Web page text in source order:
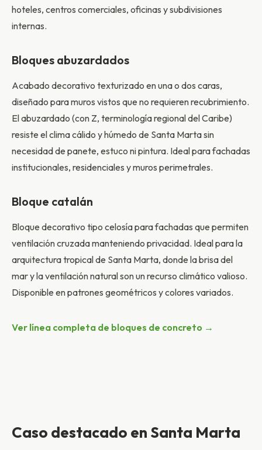
hoteles, centros comerciales, oficinas y subdivisiones
internas.
Bloques abuzardados
Acabado decorativo texturizado en una o dos caras,
diseñado para muros vistos que no requieren recubrimiento.
El abuzardado (con Z, terminología regional del Caribe)
resiste el clima cálido y húmedo de Santa Marta sin
necesidad de panete, estuco ni pintura. Ideal para fachadas
institucionales, residenciales y muros perimetrales.
Bloque catalán
Bloque decorativo tipo celosía para fachadas que permiten
ventilación cruzada manteniendo privacidad. Ideal para la
arquitectura tropical de Santa Marta, donde la brisa del
mar y la ventilación natural son un recurso climático valioso.
Disponible en patrones geométricos y colores variados.
Ver línea completa de bloques de concreto →
Caso destacado en Santa Marta